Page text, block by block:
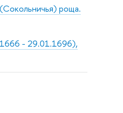
роща.
- 29.01.1696),